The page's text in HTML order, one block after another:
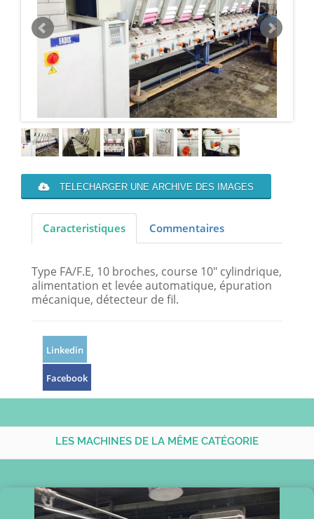
TELECHARGER UNE ARCHIVE DES IMAGES
Caracteristiques Commentaires
Type FA/F.E, 10 broches, course 10" cylindrique,
alimentation et levée automatique, épuration
mécanique, détecteur de fil.
Linkedin
Facebook
LES MACHINES DE LA MÊME CATÉGORIE